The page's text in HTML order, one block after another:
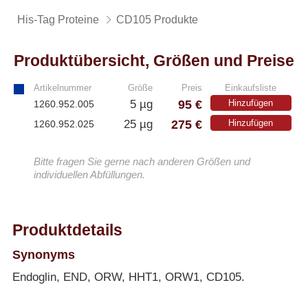
His-Tag Proteine CD105 Produkte
Produktübersicht, Größen und Preise
Artikelnummer Größe Preis Einkaufsliste
1260.952.005 5 µg 95 € Hinzufügen
1260.952.025 25 µg 275 € Hinzufügen
Bitte fragen Sie gerne nach anderen Größen und
individuellen Abfüllungen.
Produktdetails
Synonyms
Endoglin, END, ORW, HHT1, ORW1, CD105.